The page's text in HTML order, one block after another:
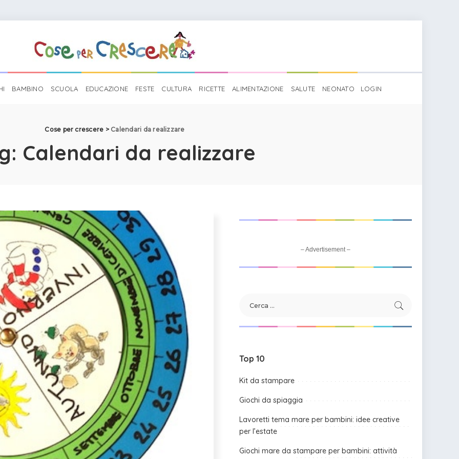
BAMBINO SCUOLA EDUCAZIONE FESTE CULTURA RICETTE ALIMENTAZIONE SALUTE NEONATO LOGIN
Cose per crescere > Calendari da realizzare
Calendari da realizzare
– Advertisement –
Top 10
Kit da stampare
Giochi da spiaggia
Lavoretti tema mare per bambini: idee creative
per l’estate
Giochi mare da stampare per bambini: attività